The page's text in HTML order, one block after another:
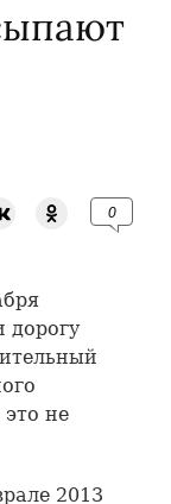
0
дорогу
не
2013